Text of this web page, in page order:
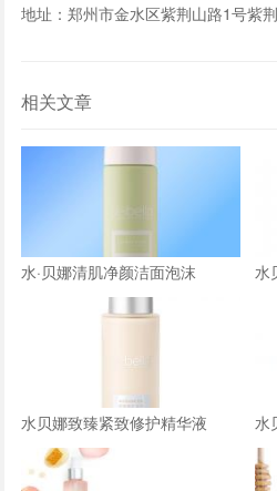
地址：郑州市金水区紫荆山路1号紫
相关文章
水·贝娜清肌净颜洁面泡沫 水
水贝娜致臻紧致修护精华液 水